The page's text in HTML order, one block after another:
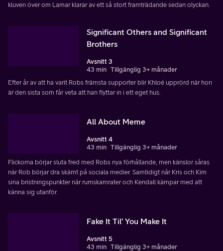
kluven över om Lamar klarar av ett så stort framträdande sedan olyckan.
Significant Others and Significant
Brothers
Avsnitt 3
43 min Tillgänglig 3+ månader
Efter år av att ha varit Robs främsta supporter blir Khloé upprörd när hon
är den sista som får veta att han flyttar in i ett eget hus.
All About Meme
Avsnitt 4
43 min Tillgänglig 3+ månader
Flickorna börjar sluta fred med Robs nya förhållande, men känslor såras
när Rob börjar dra skämt på sociala medier. Samtidigt når Kris och Kim
sina bristningspunkter när rumskamrater och Kendall kämpar med att
känna sig utanför.
Fake It Til’ You Make It
Avsnitt 5
43 min Tillgänglig 3+ månader